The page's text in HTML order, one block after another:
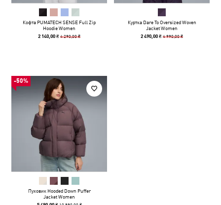
Кофта PUMATECH SENSE Full Zip
Hoodie Women
2 140,00 ₴4 290,00 ₴
Куртка Dare To Oversized Woven
Jacket Women
2 490,00 ₴4 990,00 ₴
-50%
Пуховик Hooded Down Puffer
Jacket Women